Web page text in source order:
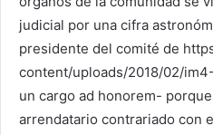
judicial por una cifra
presidente del comité de
content/uploads/2018/02/
un cargo ad honorem-
arrendatario contrariado con